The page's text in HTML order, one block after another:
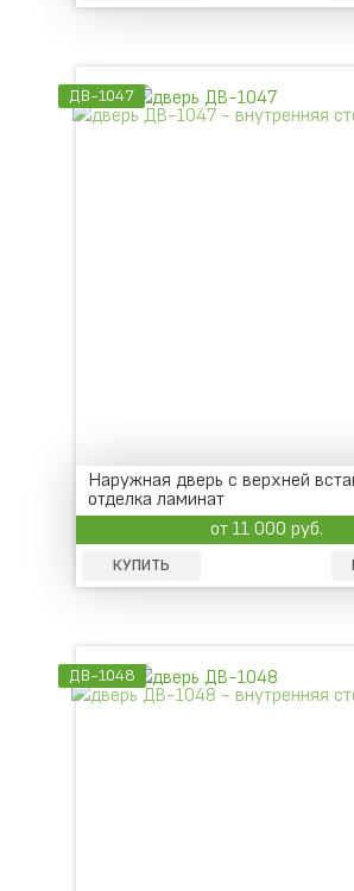
ДВ-1047
Наружная дверь с верхней
отделка ламинат
от 11 000 руб.
КУПИТЬ
ДВ-1048